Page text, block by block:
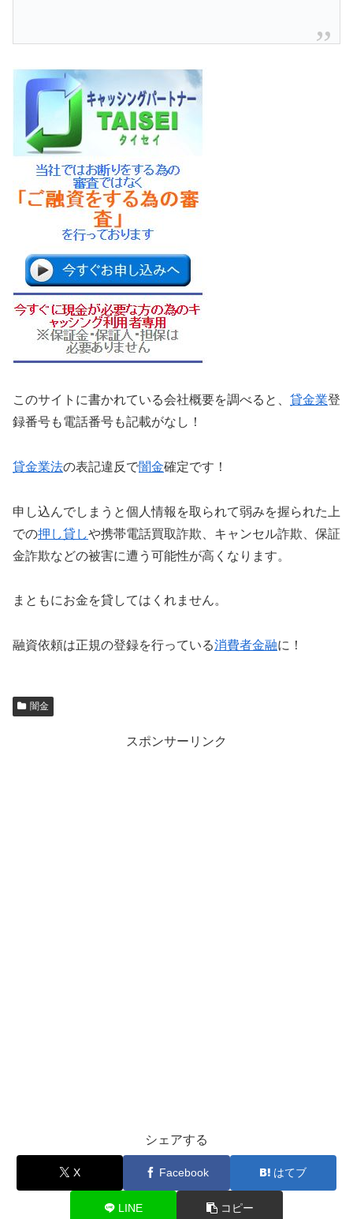
このサイトに書かれている会社概要を調べると、 貸金業登
録番号も電話番号も記載がなし！
貸金業法の表記違反で闇金確定です！
申し込んでしまうと個人情報を取られて弱みを握られた上
での押し貸しや携帯電話買取詐欺、キャンセル詐欺、保証
金詐欺などの被害に遭う可能性が高くなります。
まともにお金を貸してはくれません。
融資依頼は正規の登録を行っている消費者金融に！
闇金
スポンサーリンク
シェアする
X Facebook はてブ
LINE コピー